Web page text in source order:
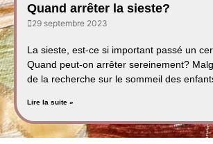
Quand arrêter la sieste?
29 septembre 2023
La sieste, est-ce si important passé un
Quand peut-on arrêter sereinement?
de la recherche sur le sommeil des
Lire la suite »